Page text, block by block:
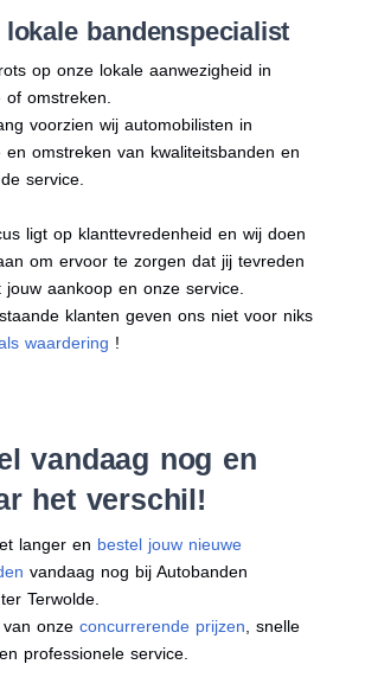
bandenspecialist
op onze lokale aanwezigheid in
of omstreken.
voorzien wij automobilisten in
en omstreken van kwaliteitsbanden en
service.
ligt op klanttevredenheid en wij doen
om ervoor te zorgen dat jij tevreden
jouw aankoop en onze service.
klanten geven ons niet voor niks
waardering !
vandaag nog en
het verschil!
langer en bestel jouw nieuwe
vandaag nog bij Autobanden
Terwolde.
onze concurrerende prijzen , snelle
professionele service.